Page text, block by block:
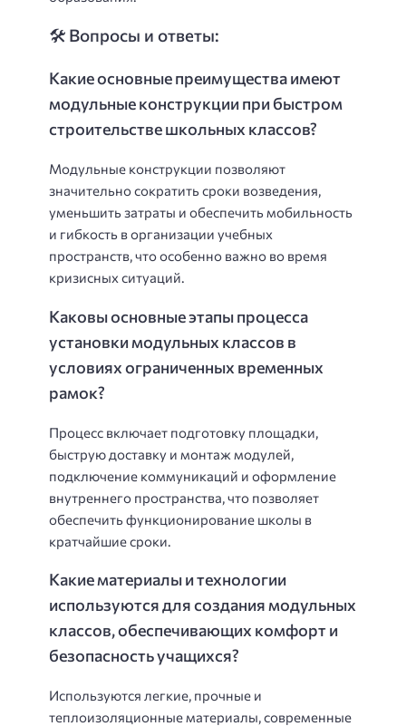
🛠️ Вопросы и ответы:
Какие основные преимущества имеют
модульные конструкции при быстром
строительстве школьных классов?
Модульные конструкции позволяют
значительно сократить сроки возведения,
уменьшить затраты и обеспечить мобильность
и гибкость в организации учебных
пространств, что особенно важно во время
кризисных ситуаций.
Каковы основные этапы процесса
установки модульных классов в
условиях ограниченных временных
рамок?
Процесс включает подготовку площадки,
быструю доставку и монтаж модулей,
подключение коммуникаций и оформление
внутреннего пространства, что позволяет
обеспечить функционирование школы в
кратчайшие сроки.
Какие материалы и технологии
используются для создания модульных
классов, обеспечивающих комфорт и
безопасность учащихся?
Используются легкие, прочные и
теплоизоляционные материалы, современные